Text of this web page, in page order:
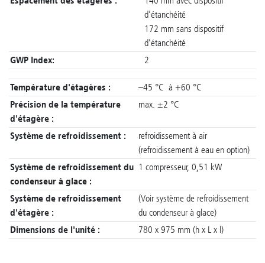
d'étanchéité
172 mm sans dispositif
d'étanchéité
GWP Index:
2
Température d'étagères :
–45 °C à +60 °C
Précision de la température
d'étagère :
max. ±2 °C
Système de refroidissement :
refroidissement à air
(refroidissement à eau en option)
Système de refroidissement du
condenseur à glace :
1 compresseur, 0,51 kW
Système de refroidissement
d'étagère :
(Voir système de refroidissement
du condenseur à glace)
Dimensions de l'unité :
780 x 975 mm (h x L x l)